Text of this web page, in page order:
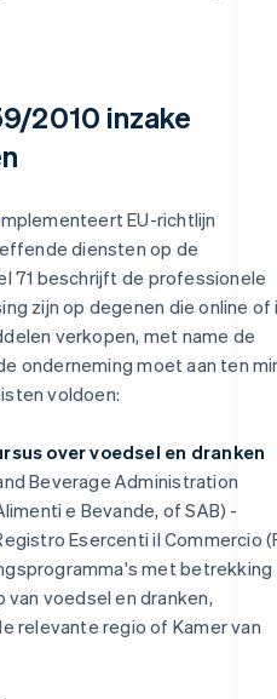
2010 inzake
EU-richtlijn
diensten op de
71 beschrijft de professionele
zijn op degenen die online of
verkopen, met name de
onderneming moet aan ten
voldoen:
over voedsel en dranken
Beverage Administration
e Bevande, of SAB) -
Esercenti il Commercio
met
voedsel en dranken,
relevante regio of Kamer van